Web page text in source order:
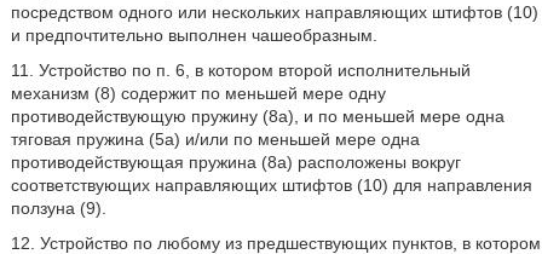
посредством одного или нескольких направляющих штифтов (10)
и предпочтительно выполнен чашеобразным.
11. Устройство по п. 6, в котором второй исполнительный
механизм (8) содержит по меньшей мере одну
противодействующую пружину (8а), и по меньшей мере одна
тяговая пружина (5а) и/или по меньшей мере одна
противодействующая пружина (8а) расположены вокруг
соответствующих направляющих штифтов (10) для направления
ползуна (9).
12. Устройство по любому из предшествующих пунктов, в котором